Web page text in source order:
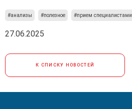
#анализы #полезное #прием специалистами
27.06.2025
К СПИСКУ НОВОСТЕЙ